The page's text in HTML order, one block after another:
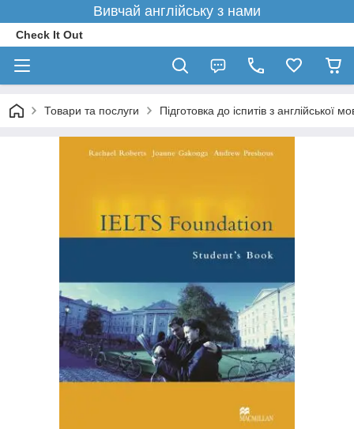
Вивчай англійську з нами
Check It Out
Товари та послуги Підготовка до іспитів з англійської